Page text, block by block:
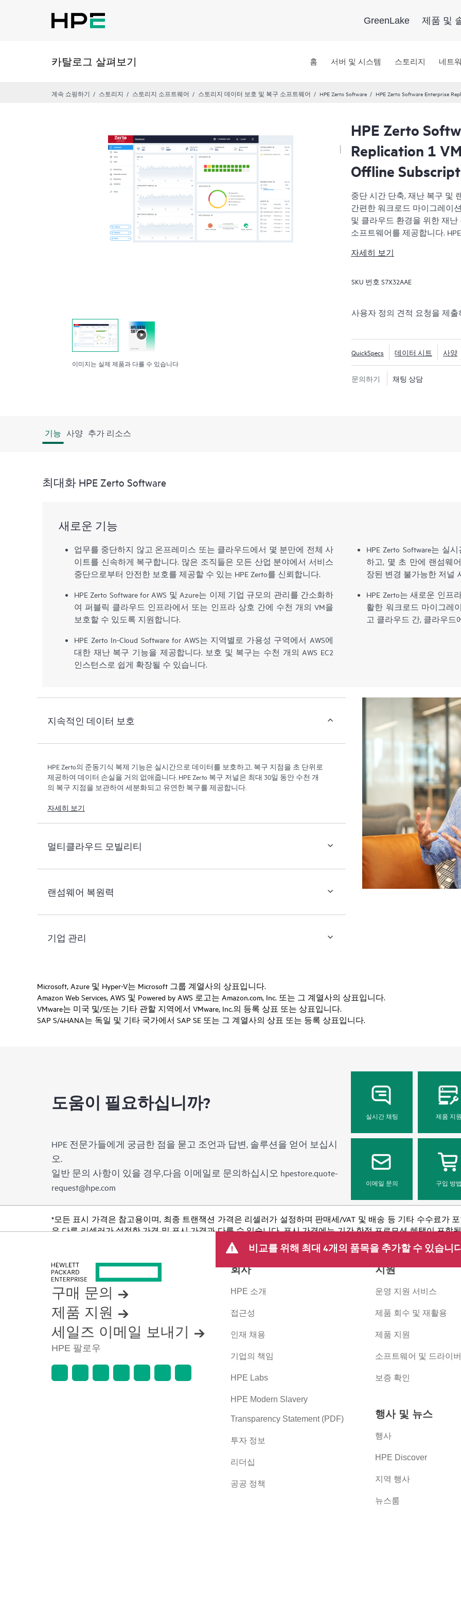
GreenLake 제품 및
카탈로그 살펴보기 홈 서버 및 시스템 스토리지 네트
계속 쇼핑하기 스토리지 스토리지 소프트웨어 스토리지 데이터 보호 및 복구 소프트웨어 HPE Zerto Software HPE Zerto Software Enterprise
이미지는 실제 제품과 다를 수 있습니다
HPE Zerto
Replication 1
Offline
중단 시간 단축, 재난 복구 및
간편한 워크로드 마이그레이
및 클라우드 환경을 위한 재
소프트웨어를 제공합니다.
몇 초로 줄여 신속하게 복구
우드를 포함한 광범위한 IT
보호하고 복구할 수 있도록 합
자세히 보기
SKU 번호 S7X32AAE
사용자 정의 견적 요청을 제출
QuickSpecs 데이터 시트 사양
문의하기 채팅 상담
기능 사양 추가 리소스
최대화 HPE Zerto Software
새로운 기능
업무를 중단하지 않고 온프레미스 또는 클라우드에서 몇 분만에 전체 사
이트를 신속하게 복구합니다. 많은 조직들은 모든 산업 분야에서 서비스
중단으로부터 안전한 보호를 제공할 수 있는 HPE Zerto를 신뢰합니다.
HPE Zerto Software for AWS 및 Azure는 이제 기업 규모의 관리를 간소화하
여 퍼블릭 클라우드 인프라에서 또는 인프라 상호 간에 수천 개의 VM을
보호할 수 있도록 지원합니다.
HPE Zerto In-Cloud Software for AWS는 지역별로 가용성 구역에서 AWS에
대한 재난 복구 기능을 제공합니다. 보호 및 복구는 수천 개의 AWS EC2
인스턴스로 쉽게 확장될 수 있습니다.
HPE Zerto Software는 실
하고, 몇 초 만에 랜섬웨
장된 변경 불가능한 저널
HPE Zerto는 새로운 인프
활한 워크로드 마이그레
고 클라우드 간, 클라우드
지속적인 데이터 보호
HPE Zerto의 준동기식 복제 기능은 실시간으로 데이터를 보호하고, 복구 지점을 초 단위로
제공하여 데이터 손실을 거의 없애줍니다. HPE Zerto 복구 저널은 최대 30일 동안 수천 개
의 복구 지점을 보관하여 세분화되고 유연한 복구를 제공합니다.
자세히 보기
멀티클라우드 모빌리티
랜섬웨어 복원력
기업 관리
Microsoft, Azure 및 Hyper-V는 Microsoft 그룹 계열사의 상표입니다.
Amazon Web Services, AWS 및 Powered by AWS 로고는 Amazon.com, Inc. 또는 그 계열사의 상표입니다.
VMware는 미국 및/또는 기타 관할 지역에서 VMware, Inc.의 등록 상표 또는 상표입니다.
SAP S/4HANA는 독일 및 기타 국가에서 SAP SE 또는 그 계열사의 상표 또는 등록 상표입니다.
도움이 필요하십니까?
HPE 전문가들에게 궁금한 점을 묻고 조언과 답변, 솔루션을 얻어 보십시
오.
일반 문의 사항이 있을 경우,다음 이메일로 문의하십시오 hpestore.quote-
request@hpe.com
실시간 채팅 제품 지
이메일 문의 구입 방
*모든 표시 가격은 참고용이며, 최종 트랜잭션 가격은 리셀러가 설정하며 판매세/VAT 및 배송 등 기타 수수료가
은 다른 리셀러가 설정한 가격 및 표시 가격과 다를 수 있습니다. 표시 가격에는 기간 한정 프로모션 혜택이 포함
품 가용성 제한, 프로모션 수명 종료, 광고 오류 등을 포함하되 이에 국한되지 않는 사유로 언제든지 가격을 조정
비교를 위해 최대 4개의 품목을 추가할 수 있습니
구매 문의
제품 지원
세일즈 이메일 보내기
HPE 팔로우
회사
HPE 소개
접근성
인재 채용
기업의 책임
HPE Labs
HPE Modern Slavery
Transparency Statement (PDF)
투자 정보
리더십
공공 정책
지원
운영 지원 서비스
제품 회수 및 재활용
제품 지원
소프트웨어 및 드라이
보증 확인
행사 및 뉴스
행사
HPE Discover
지역 행사
뉴스룸